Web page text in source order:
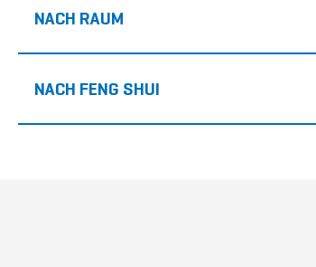
NACH RAUM
Raumduft Wasser
NACH FENG SHUI